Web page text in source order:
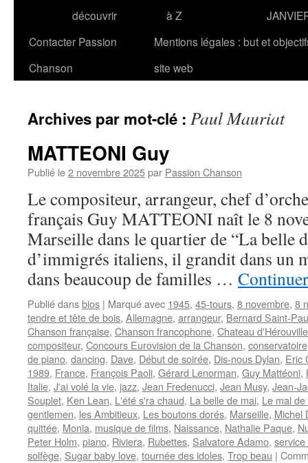
découvrir
à Z
Contacter Passion
Chanson
Mentions légales : but et
site web
Archives par mot-clé : Paul Mauriat
MATTEONI Guy
Publié le2 novembre 2025par Passion Chanson
Le compositeur, arrangeur, chef
français Guy MATTEONI naît le 8
Marseille dans le quartier de “La belle
d’immigrés italiens, il grandit dans un
dans beaucoup de familles …
Publié dansbios | Marqué avec 1945, 45-tours, 8 novembre, 8
tendre et tête de bois, Allemagne, arrangeur, Bernard Saint-
Chanson française, Chanson francophone, Chateau d'Hérouville
compositeur, Concours Eurovision de la Chanson, conservatoire
de piano, dancing, Dave, Début de soirée, Dis-nous Dylan, Eric
1989, France, François Paoli, Gérard Lenorman, Guy Mattéoni,
Italie, J'ai volé la vie, jazz, Jean Fredenucci, Jean Musy, Jean-
Souplet, Ken Lean, L'été s'ra chaud, La belle de mai, Le mal de
gentlemen, les Ambitieux, Les boutons dorés, Marseille, Michel
quittée, Monia, musique de films, Naissance, Nathalie Paque,
Peter Holm, piano, Riviera, Rubettes, Salvatore Adamo,
solfège, Sugar baby love, tournée des idoles, Trop beau |